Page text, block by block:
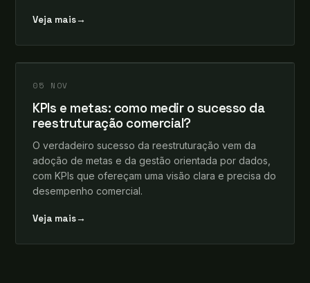
Veja mais→
INSIGHTS
leosomma+
05 NOV
KPIs e metas: como medir o sucesso da
reestruturação comercial?
O verdadeiro sucesso da reestruturação vem da
adoção de metas e da gestão orientada por dados,
com KPIs que ofereçam uma visão clara e precisa do
desempenho comercial.
Veja mais→